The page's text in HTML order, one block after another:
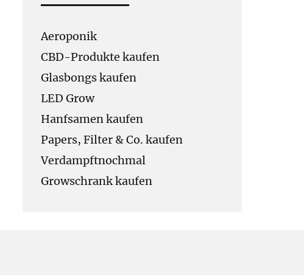
Aeroponik
CBD-Produkte kaufen
Glasbongs kaufen
LED Grow
Hanfsamen kaufen
Papers, Filter & Co. kaufen
Verdampftnochmal
Growschrank kaufen